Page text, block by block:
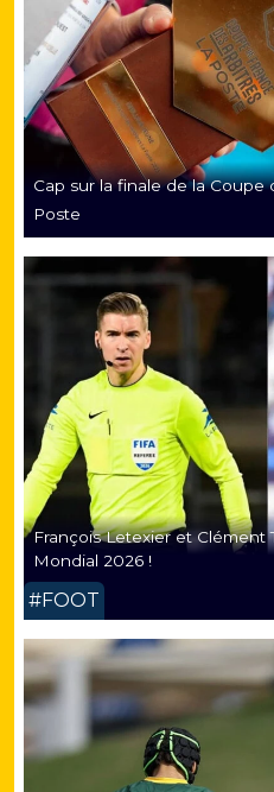
Cap sur la finale de la Coupe
Poste
François Letexier et
Mondial 2026 !
#FOOT